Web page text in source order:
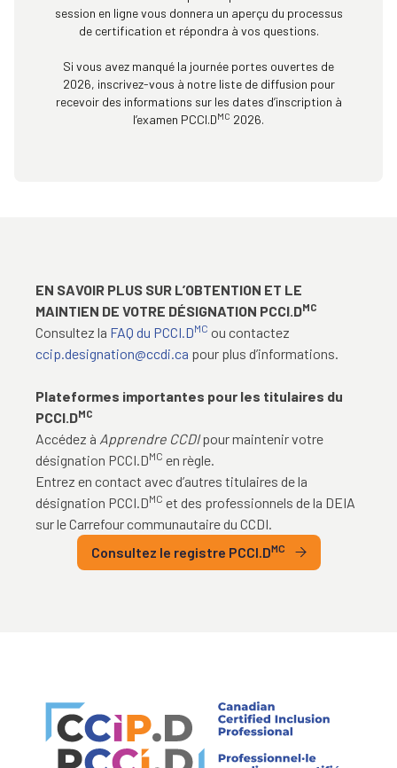
relative à l’obtention de la certification
de votre inscription au registre et des avantages liés à
ce titre.
Pour plus de détails sur les activités admissibles dans
le cadre du maintien de la certification, consultez la
politique relative à la formation continue.
session en ligne vous donnera un aperçu du processus
de certification et répondra à vos questions.
Si vous avez manqué la journée portes ouvertes de
2026, inscrivez-vous à notre liste de diffusion pour
recevoir des informations sur les dates d’inscription à
l’examen PCCI.DMC 2026.
EN SAVOIR PLUS SUR L’OBTENTION ET LE
MAINTIEN DE VOTRE DÉSIGNATION PCCI.DMC
Consultez la FAQ du PCCI.DMC ou contactez
ccip.designation@ccdi.ca pour plus d’informations.
Plateformes importantes pour les titulaires du
PCCI.DMC
Accédez à Apprendre CCDIpour maintenir votre
désignation PCCI.DMC en règle.
Entrez en contact avec d’autres titulaires de la
désignation PCCI.DMC et des professionnels de la DEIA
sur le Carrefour communautaire du CCDI.
Consultez le registre PCCI.DMC